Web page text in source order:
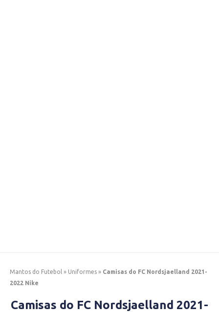
Mantos do Futebol » Uniformes » Camisas do FC Nordsjaelland 2021-
2022 Nike
Camisas do FC Nordsjaelland 2021-